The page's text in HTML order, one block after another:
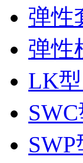
弹性
弹性
LK